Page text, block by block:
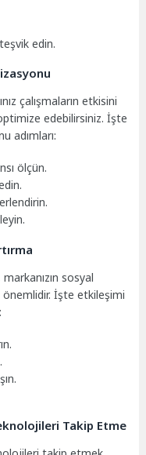
edin.
çalışmaların etkisini
edebilirsiniz. İşte
adımları:
ölçün.
sosyal
önemlidir. İşte etkileşimi
Takip Etme